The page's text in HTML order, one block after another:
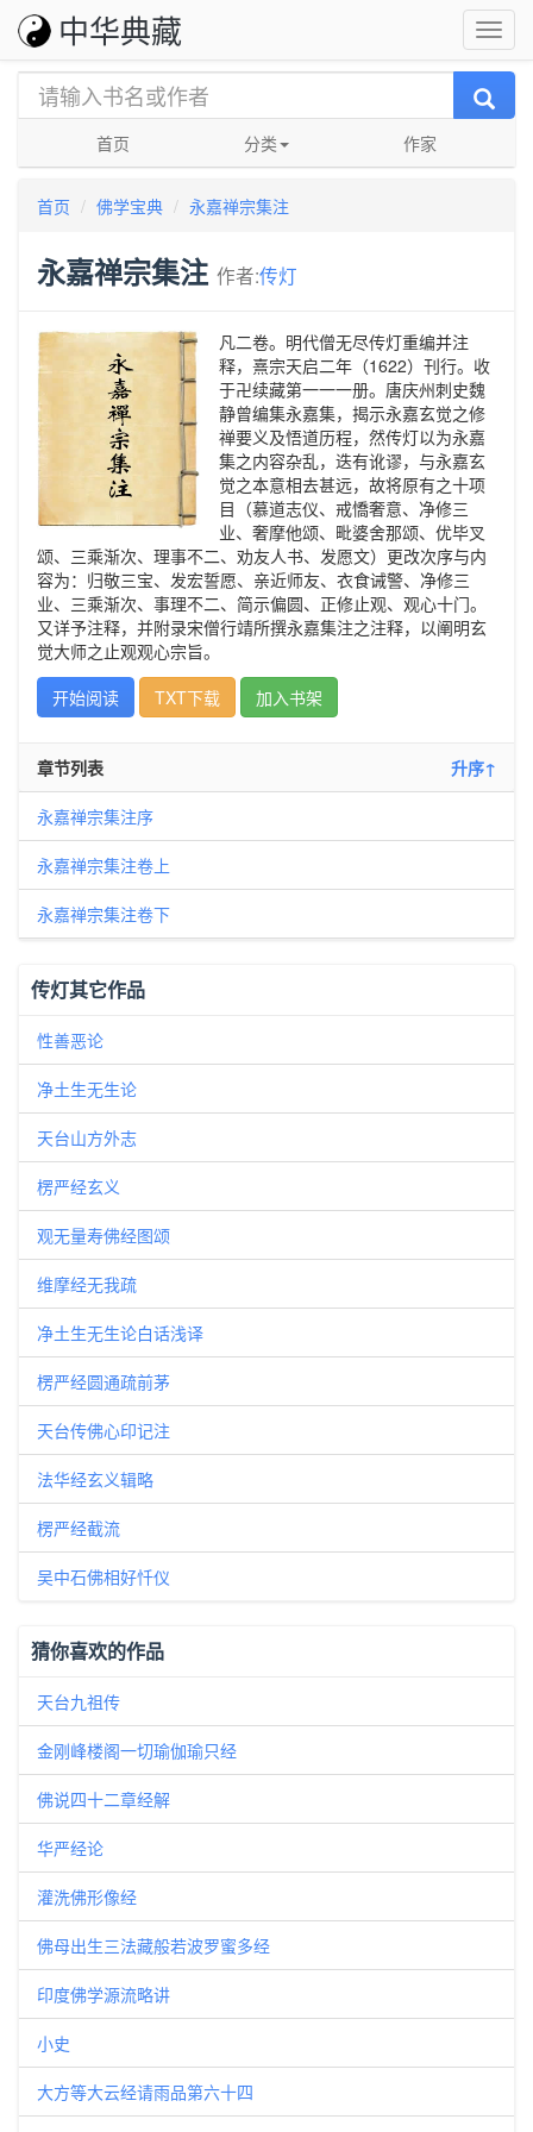
中华典藏
首页 分类 作家
首页 佛学宝典 永嘉禅宗集注
永嘉禅宗集注 作者:传灯
凡二卷。明代僧无尽传灯重编并注
释，熹宗天启二年（1622）刊行。收
于卍续藏第一一一册。唐庆州刺史魏
静曾编集永嘉集，揭示永嘉玄觉之修
禅要义及悟道历程，然传灯以为永嘉
集之内容杂乱，迭有讹谬，与永嘉玄
觉之本意相去甚远，故将原有之十项
目（慕道志仪、戒憍奢意、净修三
业、奢摩他颂、毗婆舍那颂、优毕叉
颂、三乘渐次、理事不二、劝友人书、发愿文）更改次序与内
容为：归敬三宝、发宏誓愿、亲近师友、衣食诫警、净修三
业、三乘渐次、事理不二、简示偏圆、正修止观、观心十门。
又详予注释，并附录宋僧行靖所撰永嘉集注之注释，以阐明玄
觉大师之止观观心宗旨。
开始阅读
TXT下载 加入书架
章节列表 升序↑
永嘉禅宗集注序
永嘉禅宗集注卷上
永嘉禅宗集注卷下
传灯其它作品
性善恶论
净土生无生论
天台山方外志
楞严经玄义
观无量寿佛经图颂
维摩经无我疏
净土生无生论白话浅译
楞严经圆通疏前茅
天台传佛心印记注
法华经玄义辑略
楞严经截流
吴中石佛相好忏仪
猜你喜欢的作品
天台九祖传
金刚峰楼阁一切瑜伽瑜只经
佛说四十二章经解
华严经论
灌洗佛形像经
佛母出生三法藏般若波罗蜜多经
印度佛学源流略讲
小史
大方等大云经请雨品第六十四